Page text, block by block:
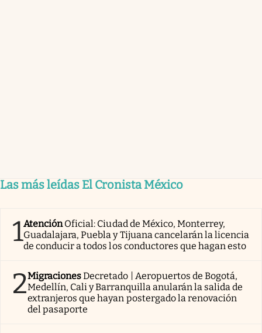
Las más leídas El Cronista México
1AtenciónOficial: Ciudad de México, Monterrey,
Guadalajara, Puebla y Tijuana cancelarán la licencia
de conducir a todos los conductores que hagan esto
2MigracionesDecretado | Aeropuertos de Bogotá,
Medellín, Cali y Barranquilla anularán la salida de
extranjeros que hayan postergado la renovación
del pasaporte